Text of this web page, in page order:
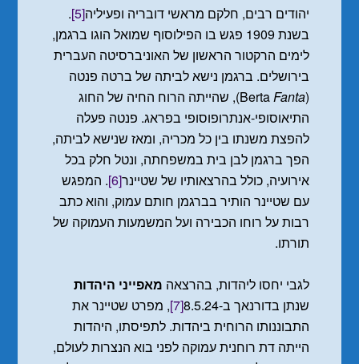
יהודים רבים, חלקם מראשי דובריה ופעיליה[5]
.
בשנת 1909 פגש בו הפילוסוף שמואל הוגו ברגמן,
לימים הרקטור הראשון של האוניברסיטה העברית
בירושלים. ברגמן נישא לביתה של ברטה פנטה
(Berta
Fanta
), שהייתה הרוח החיה של החוג
התיאוסופי-אנתרופוסופי בפראג. פנטה פעלה
להפצת משנתו בין כל מכריה, ומאז שנישא לביתה,
הפך ברגמן לבן בית במשפחתה, ונטל חלק בכל
אירועיה, כולל בהרצאותיו של שטיינר[6] . המפגש
עם שטיינר הותיר בברגמן חותם עמוק, והוא כתב
רבות על רוחו הכבירה ועל המשמעות העמוקה של
תורתו.
לגבי יחסו ליהדות, בהרצאה מאפייני היהדות
שנתן בדורנאך ב-8.5.24
[7] , מפרט שטיינר את
התבוננותו הרוחית ביהדות. לתפיסתו, היהדות
הייתה דת רוחנית עמוקה לפני בוא הנצרות לעולם,